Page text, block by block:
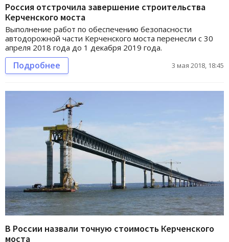
Россия отстрочила завершение строительства
Керченского моста
Выполнение работ по обеспечению безопасности
автодорожной части Керченского моста перенесли с 30
апреля 2018 года до 1 декабря 2019 года.
Подробнее 3 мая 2018, 18:45
В России назвали точную стоимость Керченского
моста